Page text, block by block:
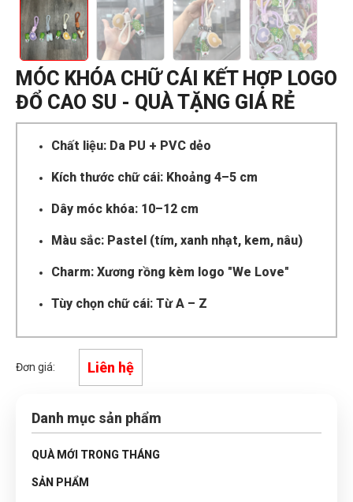
MÓC KHÓA CHỮ CÁI KẾT HỢP LOGO
ĐỔ CAO SU - QUÀ TẶNG GIÁ RẺ
Chất liệu: Da PU + PVC dẻo
Kích thước chữ cái: Khoảng 4–5 cm
Dây móc khóa: 10–12 cm
Màu sắc: Pastel (tím, xanh nhạt, kem, nâu)
Charm: Xương rồng kèm logo "We Love"
Tùy chọn chữ cái: Từ A – Z
Đơn giá: Liên hệ
Danh mục sản phẩm
QUÀ MỚI TRONG THÁNG
SẢN PHẨM